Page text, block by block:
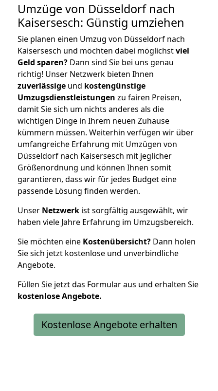
Umzüge von Düsseldorf nach
Kaisersesch: Günstig umziehen
Sie planen einen Umzug von Düsseldorf nach
Kaisersesch und möchten dabei möglichstviel
Geld sparen? Dann sind Sie bei uns genau
richtig! Unser Netzwerk bieten Ihnen
zuverlässige und kostengünstige
Umzugsdienstleistungen zu fairen Preisen,
damit Sie sich um nichts anderes als die
wichtigen Dinge in Ihrem neuen Zuhause
kümmern müssen. Weiterhin verfügen wir über
umfangreiche Erfahrung mit Umzügen von
Düsseldorf nach Kaisersesch mit jeglicher
Größenordnung und können Ihnen somit
garantieren, dass wir für jedes Budget eine
passende Lösung finden werden.
Unser Netzwerk ist sorgfältig ausgewählt, wir
haben viele Jahre Erfahrung im Umzugsbereich.
Sie möchten eine Kostenübersicht? Dann holen
Sie sich jetzt kostenlose und unverbindliche
Angebote.
Füllen Sie jetzt das Formular aus und erhalten Sie
kostenloseAngebote.
Kostenlose Angebote erhalten